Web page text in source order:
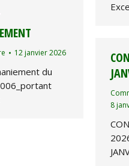
12 janvier 2026
du
8